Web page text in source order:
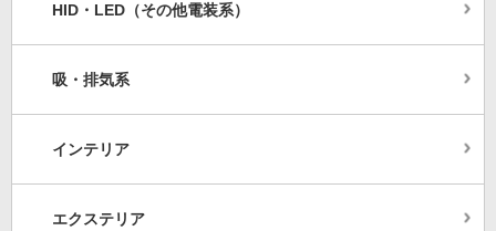
HID・LED（その他電装系）
吸・排気系
インテリア
エクステリア